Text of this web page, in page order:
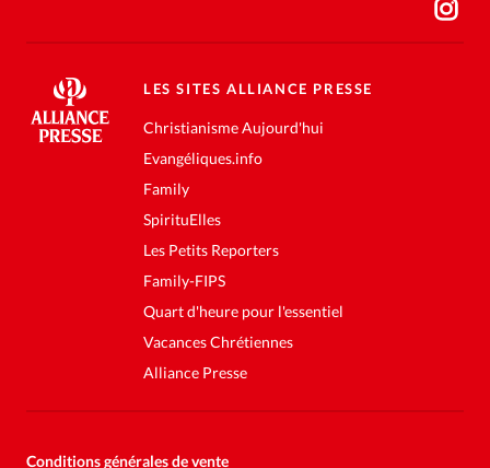
LES SITES ALLIANCE PRESSE
Christianisme Aujourd'hui
Evangéliques.info
Family
SpirituElles
Les Petits Reporters
Family-FIPS
Quart d'heure pour l'essentiel
Vacances Chrétiennes
Alliance Presse
Conditions générales de vente